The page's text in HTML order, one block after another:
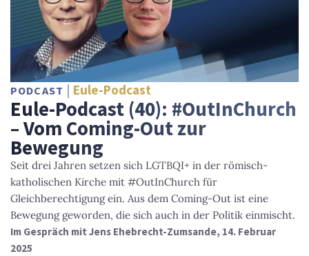
PODCAST Eule-Podcast
Eule-Podcast (40): #OutInChurch
– Vom Coming-Out zur
Bewegung
Seit drei Jahren setzen sich LGTBQI+ in der römisch-
katholischen Kirche mit #OutInChurch für
Gleichberechtigung ein. Aus dem Coming-Out ist eine
Bewegung geworden, die sich auch in der Politik einmischt.
Im Gespräch mit Jens Ehebrecht-Zumsande, 14. Februar
2025